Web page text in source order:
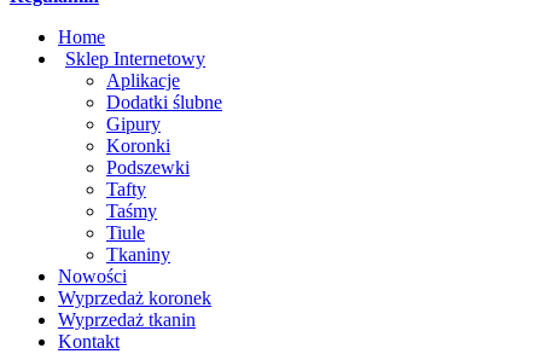
Home
Sklep Internetowy
Aplikacje
Dodatki ślubne
Gipury
Koronki
Podszewki
Tafty
Taśmy
Tiule
Tkaniny
Nowości
Wyprzedaż koronek
Wyprzedaż tkanin
Kontakt